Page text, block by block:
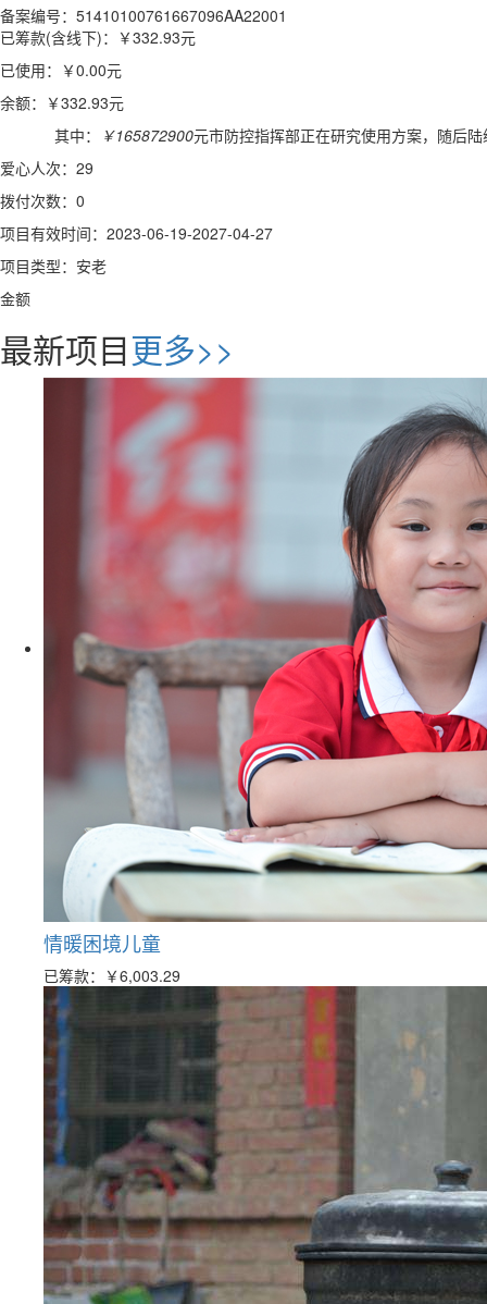
备案编号：51410100761667096AA22001
已筹款(含线下)： ￥332.93元
已使用： ￥0.00元
余额： ￥332.93元
其中：
￥165872900元市防控指挥部正在研究使用方案，随后
爱心人次：29
拨付次数：0
项目有效时间：2023-06-19-2027-04-27
项目类型：安老
金额
最新项目更多>>
情暖困境儿童
已筹款： ￥6,003.29